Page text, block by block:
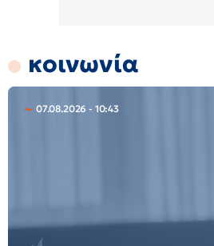
κοινωνία
07.08.2026 - 10:43